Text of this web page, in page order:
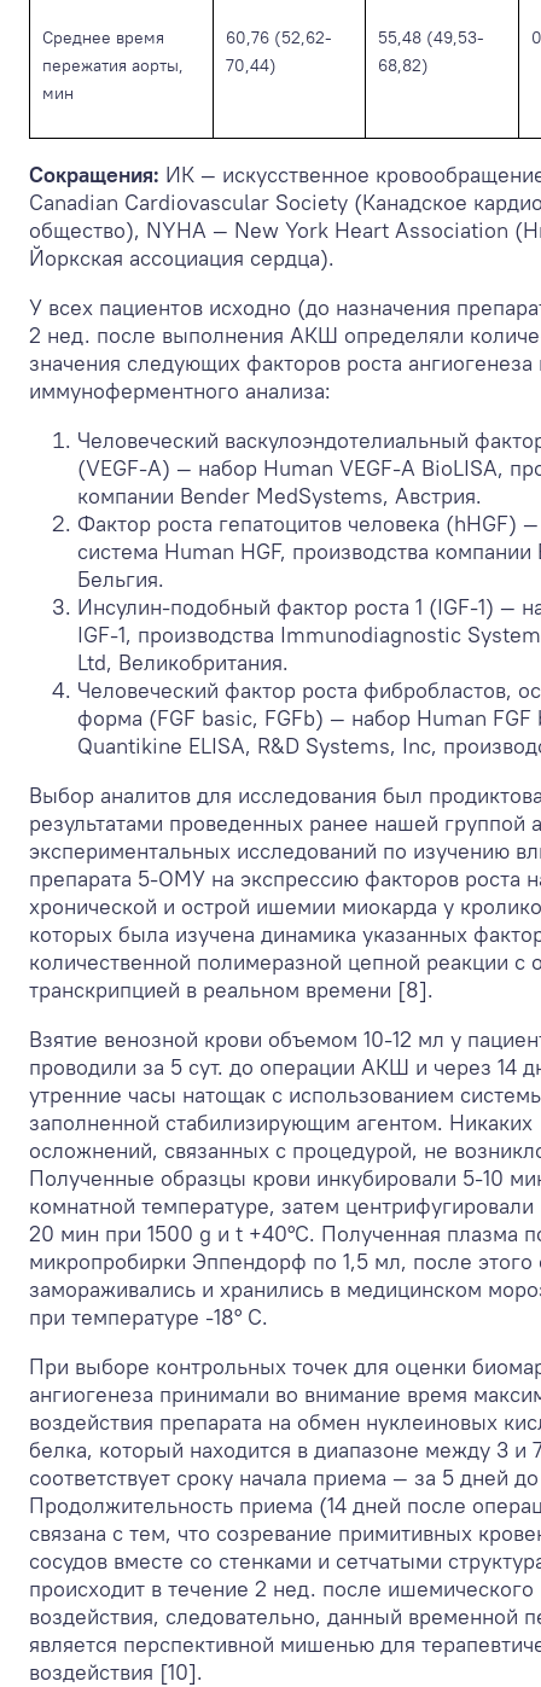
Среднее время
пережатия аорты,
мин
60,76 (52,62-
70,44)
55,48 (49,53-
68,82)
Сокращения: ИК — искусственное
Canadian Cardiovascular Society (Канадское
общество), NYHA — New York Heart Association
Йоркская ассоциация сердца).
У всех пациентов исходно (до назначения
2 нед. после выполнения АКШ определяли
значения следующих факторов роста
иммуноферментного анализа:
Человеческий васкулоэндотелиальный
(VEGF-A) — набор Human VEGF-A BioLISA,
компании Bender MedSystems, Австрия.
Фактор роста гепатоцитов человека (hHGF) —
система Human HGF, производства
Бельгия.
Инсулин-подобный фактор роста 1 (IGF-1) —
IGF-1, производства Immunodiagnostic
Ltd, Великобритания.
Человеческий фактор роста фибробластов,
форма (FGF basic, FGFb) — набор Human FGF
Quantikine ELISA, R&D Systems, Inc,
Выбор аналитов для исследования был
результатами проведенных ранее нашей группой
экспериментальных исследований по изучению
препарата 5-ОМУ на экспрессию факторов роста
хронической и острой ишемии миокарда у
которых была изучена динамика указанных
количественной полимеразной цепной реакции с
транскрипцией в реальном времени [8].
Взятие венозной крови объемом 10-12 мл у
проводили за 5 сут. до операции АКШ и через 14
утренние часы натощак с использованием
заполненной стабилизирующим агентом. Никаких
осложнений, связанных с процедурой, не
Полученные образцы крови инкубировали 5-10
комнатной температуре, затем центрифугировали
20 мин при 1500 g и t +40°С. Полученная плазма
микропробирки Эппендорф по 1,5 мл, после этого
замораживались и хранились в медицинском
при температуре -18° С.
При выборе контрольных точек для оценки
ангиогенеза принимали во внимание время
воздействия препарата на обмен нуклеиновых
белка, который находится в диапазоне между 3
соответствует сроку начала приема — за 5 дней
Продолжительность приема (14 дней после
связана с тем, что созревание примитивных
сосудов вместе со стенками и сетчатыми
происходит в течение 2 нед. после ишемического
воздействия, следовательно, данный временной
является перспективной мишенью для
воздействия [10].